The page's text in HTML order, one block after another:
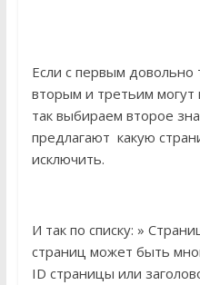
Если с первым довольно
вторым и третьим могут
так выбираем второе
предлагают какую
исключить.
И так по списку: »
страниц может быть
ID страницы или